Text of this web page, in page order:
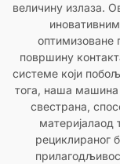
величину излаза.
оптимизоване
површину
системе који
тога, наша машина
свестрана,
материјалаод
рециклираног